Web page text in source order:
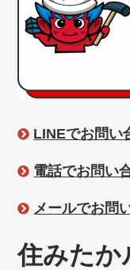
LINEでお問い
電話でお問い
メールでお問
住みたか